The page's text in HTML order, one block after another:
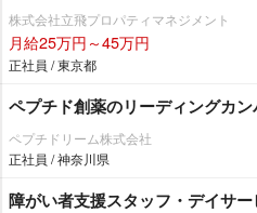
株式会社立飛プロパティマネジメント
月給25万円～45万円
正社員 / 東京都
ペプチド創薬のリーディングカ
ペプチドリーム株式会社
正社員 / 神奈川県
障がい者支援スタッフ・デイサ